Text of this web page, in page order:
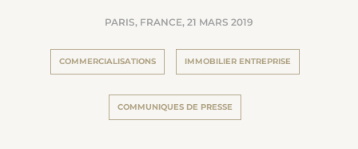
PARIS, FRANCE, 21 MARS 2019
COMMERCIALISATIONS IMMOBILIER ENTREPRISE
COMMUNIQUES DE PRESSE